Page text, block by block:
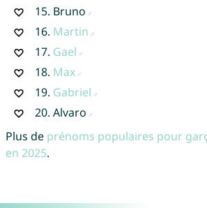
15. Bruno
16. Martin
17. Gael
18. Max
19. Gabriel
20. Alvaro
Plus de prénoms populaires pour
en 2025.